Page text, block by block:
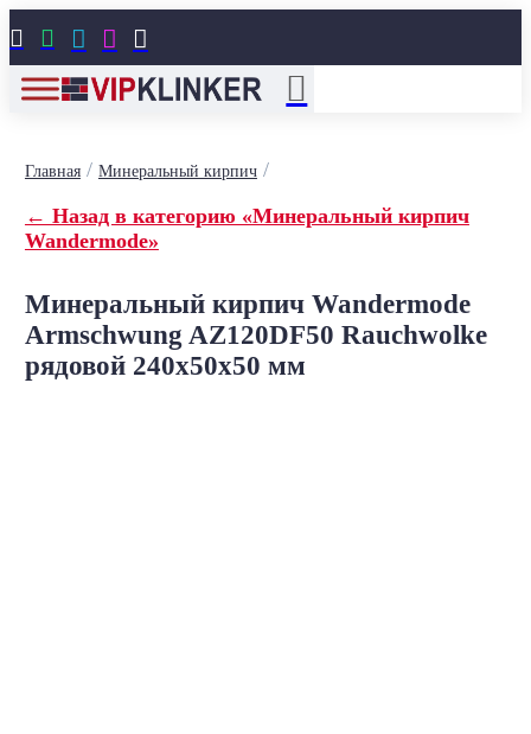
    
Главная/ Минеральный кирпич/
← Назад в категорию «Минеральный кирпич
Wandermode»
Минеральный кирпич Wandermode
Armschwung AZ120DF50 Rauchwolke
рядовой 240x50x50 мм